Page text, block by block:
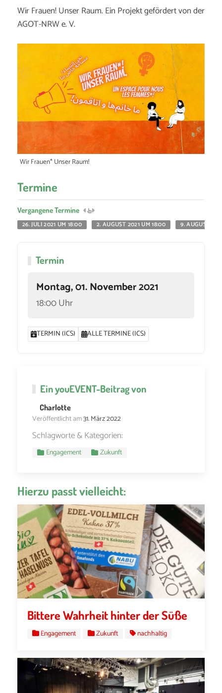
Wir Frauen! Unser Raum. Ein Projekt gefördert von der
AGOT-NRW e. V.
Wir Frauen* Unser Raum!
Termine
Vergangene Termine
26. JULI 2021 UM 18:00
2. AUGUST 2021 UM 18:00 9. AUGUST
Termin
Montag, 01. November 2021
18:00 Uhr
TERMIN (ICS) ALLE TERMINE (ICS)
EinyouEVENT-Beitrag von
Charlotte
Veröffentlicht am31. März 2022
Schlagworte & Kategorien:
Engagement Zukunft
Hierzu passt vielleicht:
Bittere Wahrheit hinter der Süße
Engagement Zukunft nachhaltig